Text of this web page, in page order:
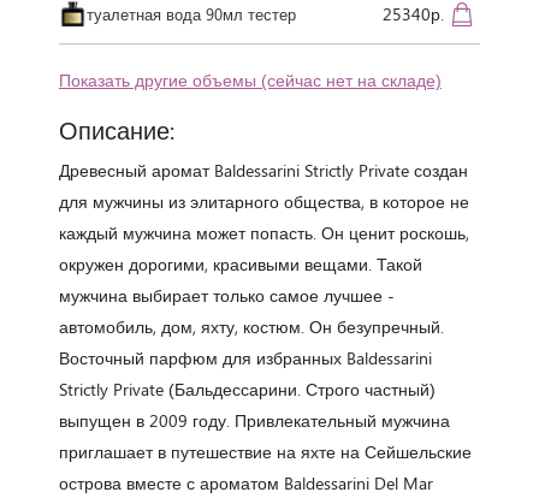
туалетная вода 90мл тестер 25340р.
Показать другие объемы (сейчас нет на складе)
Описание:
Древесный аромат Baldessarini Strictly Private создан
для мужчины из элитарного общества, в которое не
каждый мужчина может попасть. Он ценит роскошь,
окружен дорогими, красивыми вещами. Такой
мужчина выбирает только самое лучшее -
автомобиль, дом, яхту, костюм. Он безупречный.
Восточный парфюм для избранных Baldessarini
Strictly Private (Бальдессарини. Строго частный)
выпущен в 2009 году. Привлекательный мужчина
приглашает в путешествие на яхте на Сейшельские
острова вместе с ароматом Baldessarini Del Mar